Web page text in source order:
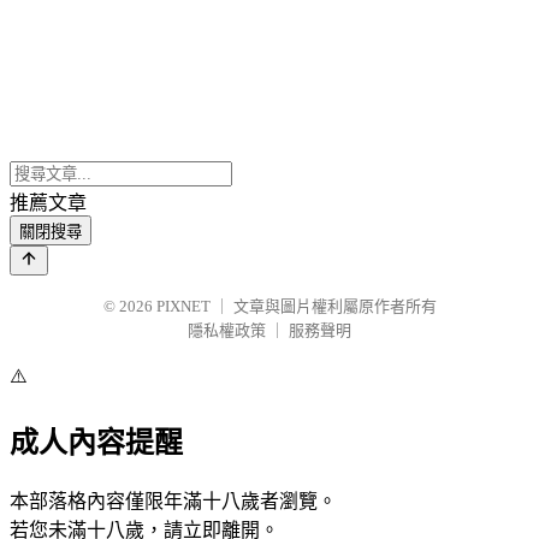
推薦文章
關閉搜尋
© 2026 PIXNET
文章與圖片權利屬原作者所有
隱私權政策
服務聲明
⚠️
成人內容提醒
本部落格內容僅限年滿十八歲者瀏覽。
若您未滿十八歲，請立即離開。